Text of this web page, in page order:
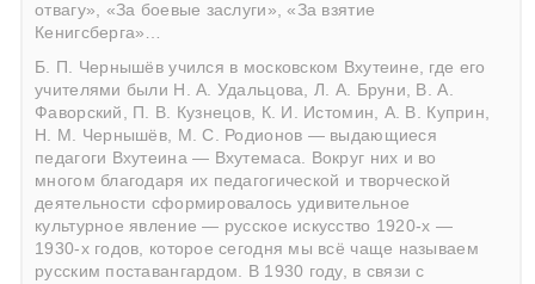
отвагу», «За боевые заслуги», «За взятие
Кенигсберга»…
Б. П. Чернышёв учился в московском Вхутеине, где его
учителями были Н. А. Удальцова, Л. А. Бруни, В. А.
Фаворский, П. В. Кузнецов, К. И. Истомин, А. В. Куприн,
Н. М. Чернышёв, М. С. Родионов — выдающиеся
педагоги Вхутеина — Вхутемаса. Вокруг них и во
многом благодаря их педагогической и творческой
деятельности сформировалось удивительное
культурное явление — русское искусство 1920-х —
1930-х годов, которое сегодня мы всё чаще называем
русским поставангардом. В 1930 году, в связи с